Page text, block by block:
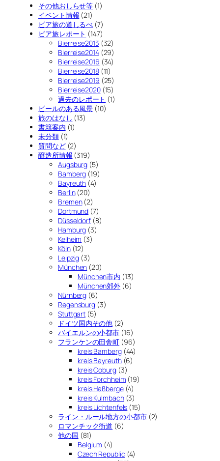
その他おしらせ等 (1)
イベント情報 (21)
ビア旅の道しるべ (7)
ビア旅レポート (147)
Bierreise2013 (32)
Bierreise2014(29)
Bierreise2016 (34)
Bierreise2018(11)
Bierreise2019 (25)
Bierreise2020(15)
過去のレポート (1)
ビールのある風景 (10)
旅のはなし (13)
書籍案内 (1)
未分類(1)
質問など(2)
醸造所情報 (319)
Augsburg (5)
Bamberg (19)
Bayreuth (4)
Berlin(20)
Bremen(2)
Dortmund (7)
Düsseldorf (8)
Hamburg (3)
Kelheim (3)
Köln(12)
Leipzig (3)
München (20)
München市内 (13)
München郊外 (6)
Nürnberg (6)
Regensburg (3)
Stuttgart (5)
ドイツ国内その他 (2)
バイエルンの小都市 (16)
フランケンの田舎町 (96)
kreis Bamberg(44)
kreis Bayreuth(6)
kreis Coburg(3)
kreis Forchheim (19)
kreis Haßberge(4)
kreis Kulmbach(3)
kreis Lichtenfels (15)
ライン・ルール地方の小都市(2)
ロマンチック街道 (6)
他の国 (81)
Belgium (4)
Czech Republic (4)